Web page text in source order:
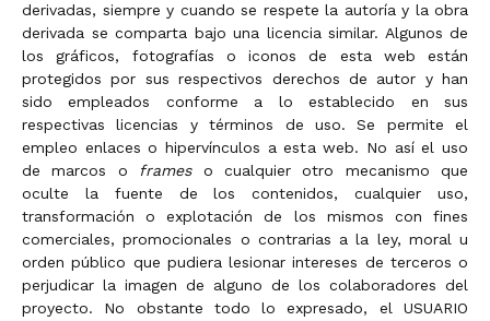
derivadas, siempre y cuando se respete la autoría y la obra
derivada se comparta bajo una licencia similar. Algunos de
los gráficos, fotografías o iconos de esta web están
protegidos por sus respectivos derechos de autor y han
sido empleados conforme a lo establecido en sus
respectivas licencias y términos de uso. Se permite el
empleo enlaces o hipervínculos a esta web. No así el uso
de marcos o
frameso cualquier otro mecanismo que
oculte la fuente de los contenidos, cualquier uso,
transformación o explotación de los mismos con fines
comerciales, promocionales o contrarias a la ley, moral u
orden público que pudiera lesionar intereses de terceros o
perjudicar la imagen de alguno de los colaboradores del
proyecto. No obstante todo lo expresado, el USUARIO